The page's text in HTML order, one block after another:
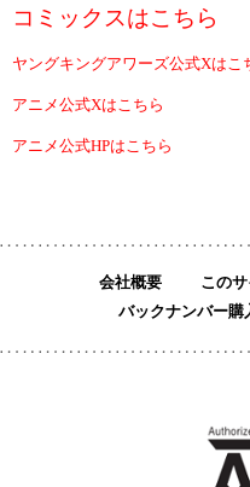
コミックスはこちら
ヤングキングアワーズ公式Xはこ
アニメ公式Xはこちら
アニメ公式HPはこちら
会社概要 この
バックナンバー購